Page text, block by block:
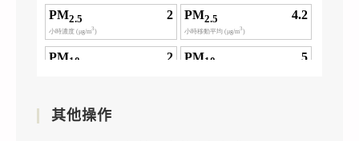
其他操作